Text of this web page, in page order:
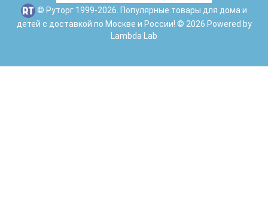
© Руторг 1999-2026. Популярные товары для дома и
детей с доставкой по Москве и России! © 2026 Powered by
Lambda Lab